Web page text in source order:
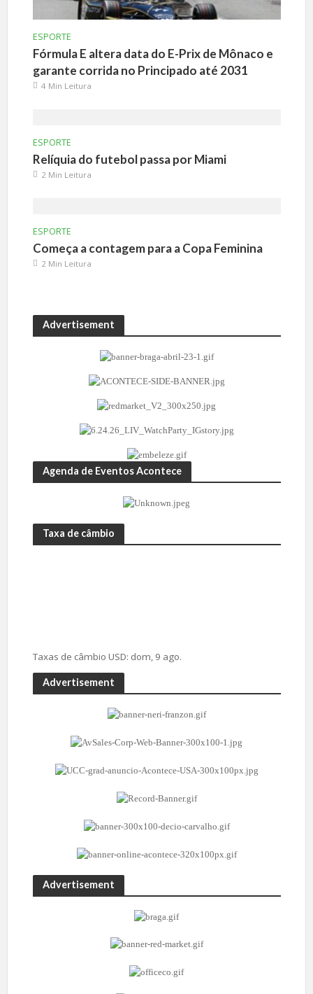
ESPORTE
Fórmula E altera data do E-Prix de Mônaco e
garante corrida no Principado até 2031
4 Min Leitura
ESPORTE
Relíquia do futebol passa por Miami
2 Min Leitura
ESPORTE
Começa a contagem para a Copa Feminina
2 Min Leitura
Advertisement
Agenda de Eventos Acontece
Taxa de câmbio
Taxas de câmbio USD: dom, 9 ago.
Advertisement
Advertisement